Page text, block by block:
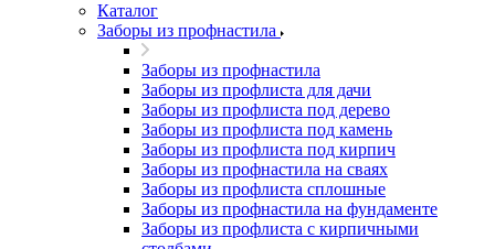
Каталог
Заборы из профнастила
Заборы из профнастила
Заборы из профлиста для дачи
Заборы из профлиста под дерево
Заборы из профлиста под камень
Заборы из профлиста под кирпич
Заборы из профнастила на сваях
Заборы из профлиста сплошные
Заборы из профнастила на фундаменте
Заборы из профлиста с кирпичными